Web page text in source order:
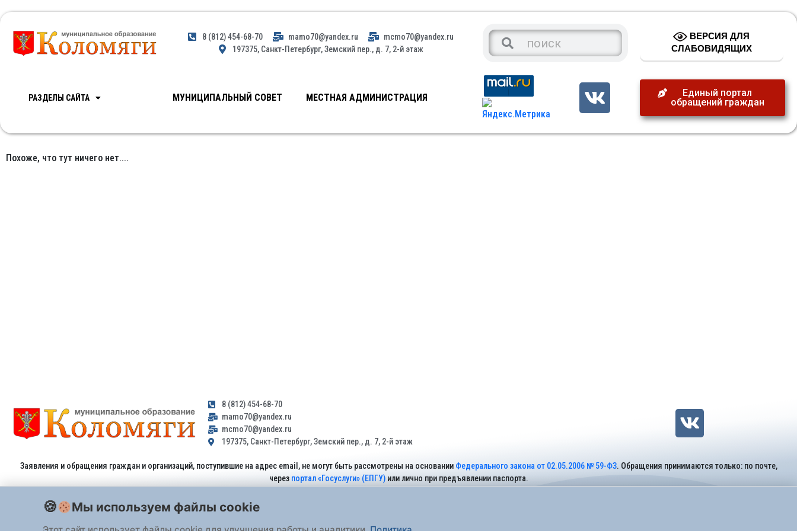
8 (812) 454-68-70 mamo70@yandex.ru
mcmo70@yandex.ru
197375, Санкт-Петербург, Земский пер., д. 7, 2-й этаж
ВЕРСИЯ ДЛЯ
СЛАБОВИДЯЩИХ
РАЗДЕЛЫ САЙТА МУНИЦИПАЛЬНЫЙ СОВЕТ МЕСТНАЯ АДМИНИСТРАЦИЯ
Единый портал
обращений граждан
Похоже, что тут ничего нет....
8 (812) 454-68-70
mamo70@yandex.ru
mcmo70@yandex.ru
197375, Санкт-Петербург, Земский пер., д. 7, 2-й этаж
Заявления и обращения граждан и организаций, поступившие на адрес email, не могут быть рассмотрены на основании Федерального закона от 02.05.2006 № 59-ФЗ. Обращения принимаются только: по почте,
через портал «Госуслуги» (ЕПГУ)или лично при предъявлении паспорта.
Мы используем файлы cookie